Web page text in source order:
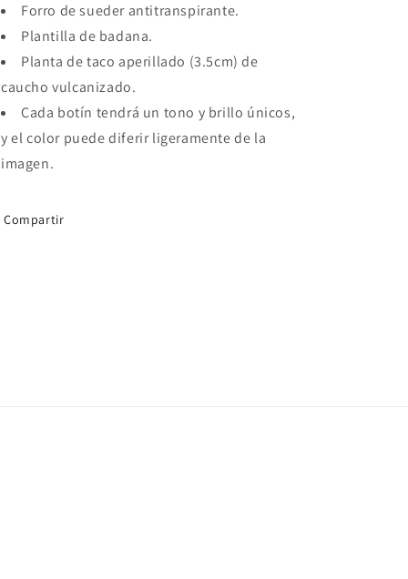
para
hombre
(ID#B015-
para
hombre
(ID#B015-
MARRON)
Forro de sueder antitranspirante.
Plantilla de badana.
Planta de taco aperillado (3.5cm) de
caucho vulcanizado.
Cada botín tendrá un tono y brillo únicos,
y el color puede diferir ligeramente de la
imagen.
Compartir